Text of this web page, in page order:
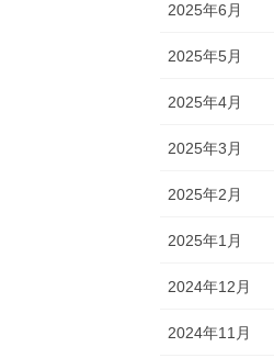
2025年6月
2025年5月
2025年4月
2025年3月
2025年2月
2025年1月
2024年12月
2024年11月